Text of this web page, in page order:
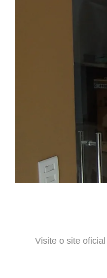
Visite o site oficial